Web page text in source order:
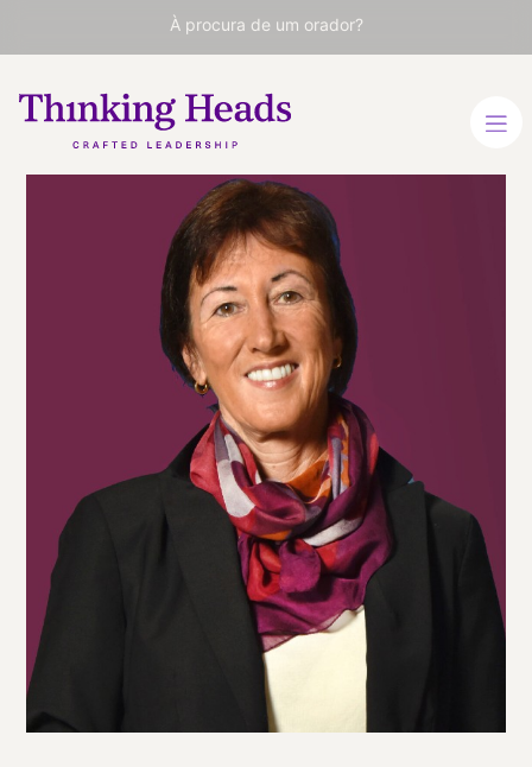
À procura de um orador?
Jennifer
Vessels
Futurista, Palestrante,
Conselheira de
Administração, Especialista
em Transformação do Vale
do Silício.
INGLÊS
VER PERFIL
Viaja
desde
NORUEGA
OSLO